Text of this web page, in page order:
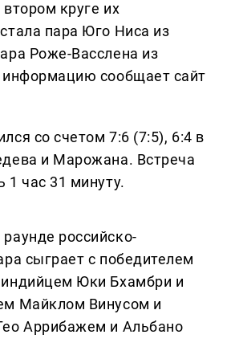
круге их
пара Юго Ниса из
Роже-Васслена из
сообщает сайт
со счетом 7:6 (7:5), 6:4 в
и Марожана. Встреча
1 час 31 минуту.
российско-
сыграет с победителем
Юки Бхамбри и
Майклом Винусом и
Аррибажем и Альбано